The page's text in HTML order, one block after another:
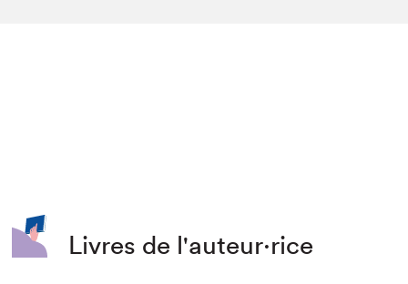
Livres de l'auteur·rice